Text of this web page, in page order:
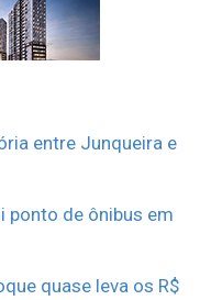
entre Junqueira e
ponto de ônibus em
quase leva os R$